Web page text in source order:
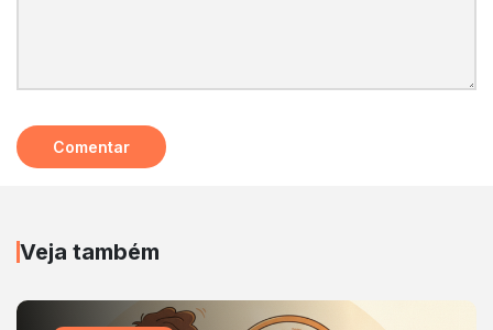
Veja também